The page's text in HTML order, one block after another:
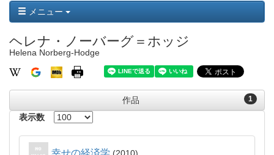
ン
メニュー
ヘレナ・ノーバーグ＝ホッジ
Helena Norberg-Hodge
1
作品
表示数
幸せの経済学